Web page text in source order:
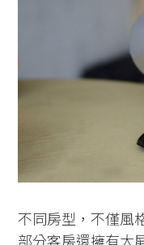
不同房型，不僅風
部分客房還擁有大